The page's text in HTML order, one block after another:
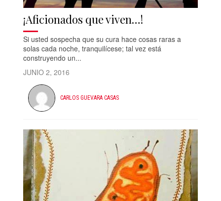
¡Aficionados que viven…!
Si usted sospecha que su cura hace cosas raras a
solas cada noche, tranquilícese; tal vez está
construyendo un...
JUNIO 2, 2016
CARLOS GUEVARA CASAS